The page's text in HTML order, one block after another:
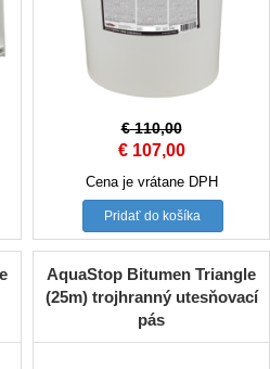
€110,00
Original
price
was:
€ 110,00.
€107,00Current
price
is:
€ 107,00.
Cena je vrátane DPH
Pridať do košíka
AquaStop Bitumen Triangle
(25m) trojhranný utesňovací
pás